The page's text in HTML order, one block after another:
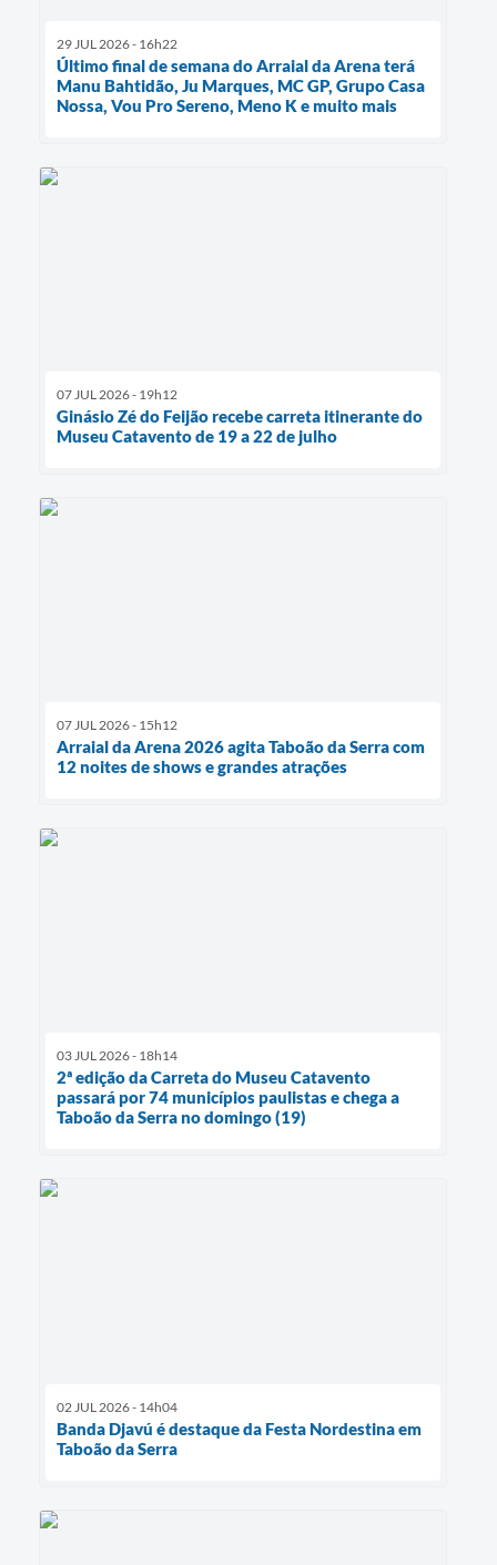
29 JUL 2026 - 16h22
Último final de semana do Arraial da Arena terá
Manu Bahtidão, Ju Marques, MC GP, Grupo Casa
Nossa, Vou Pro Sereno, Meno K e muito mais
07 JUL 2026 - 19h12
Ginásio Zé do Feijão recebe carreta itinerante do
Museu Catavento de 19 a 22 de julho
07 JUL 2026 - 15h12
Arraial da Arena 2026 agita Taboão da Serra com
12 noites de shows e grandes atrações
03 JUL 2026 - 18h14
2ª edição da Carreta do Museu Catavento
passará por 74 municípios paulistas e chega a
Taboão da Serra no domingo (19)
02 JUL 2026 - 14h04
Banda Djavú é destaque da Festa Nordestina em
Taboão da Serra